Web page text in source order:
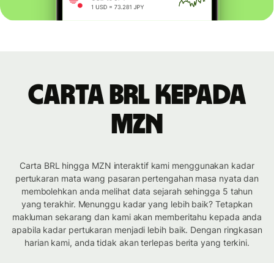
Carta BRL kepada
MZN
Carta BRL hingga MZN interaktif kami menggunakan kadar
pertukaran mata wang pasaran pertengahan masa nyata dan
membolehkan anda melihat data sejarah sehingga 5 tahun
yang terakhir. Menunggu kadar yang lebih baik? Tetapkan
makluman sekarang dan kami akan memberitahu kepada anda
apabila kadar pertukaran menjadi lebih baik. Dengan ringkasan
harian kami, anda tidak akan terlepas berita yang terkini.